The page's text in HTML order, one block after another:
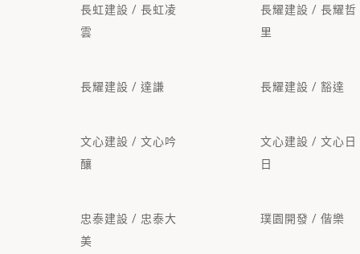
長虹建設 / 長虹凌
雲
長耀建設 / 長耀哲
里
長耀建設 / 達謙 長耀建設 / 豁達
文心建設 / 文心吟
釀
文心建設 / 文心日
日
忠泰建設 / 忠泰大
美
璞園開發 / 偕樂